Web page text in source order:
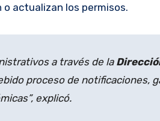
actualizan los permisos.
a través de la
proceso de notificaciones,
explicó.